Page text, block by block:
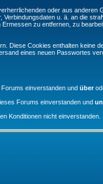
oder aus
u. ä. an die
zu entfernen, zu
Diese Cookies enthalten keine
eines neuen Passwortes
einverstanden und über
Forums einverstanden und
Konditionen nicht einverstanden.